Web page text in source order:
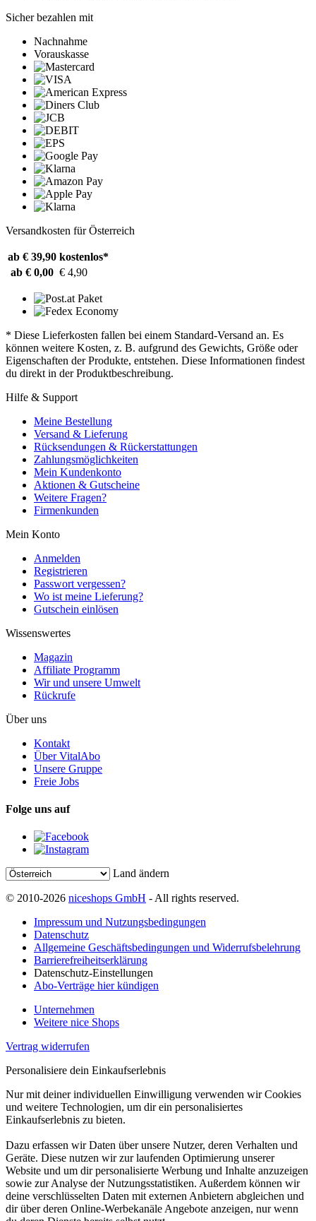
Sicher bezahlen mit
Nachnahme
Vorauskasse
Versandkosten für Österreich
ab € 39,90 kostenlos*
ab € 0,00 € 4,90
* Diese Lieferkosten fallen bei einem Standard-Versand an. Es
können weitere Kosten, z. B. aufgrund des Gewichts, Größe oder
Eigenschaften der Produkte, entstehen. Diese Informationen findest
du direkt in der Produktbeschreibung.
Hilfe & Support
Meine Bestellung
Versand & Lieferung
Rücksendungen & Rückerstattungen
Zahlungsmöglichkeiten
Mein Kundenkonto
Aktionen & Gutscheine
Weitere Fragen?
Firmenkunden
Mein Konto
Anmelden
Registrieren
Passwort vergessen?
Wo ist meine Lieferung?
Gutschein einlösen
Wissenswertes
Magazin
Affiliate Programm
Wir und unsere Umwelt
Rückrufe
Über uns
Kontakt
Über VitalAbo
Unsere Gruppe
Freie Jobs
Folge uns auf
Land ändern
© 2010-2026 niceshops GmbH - All rights reserved.
Impressum und Nutzungsbedingungen
Datenschutz
Allgemeine Geschäftsbedingungen und Widerrufsbelehrung
Barrierefreiheitserklärung
Datenschutz-Einstellungen
Abo-Verträge hier kündigen
Unternehmen
Weitere nice Shops
Vertrag widerrufen
Personalisiere dein Einkaufserlebnis
Nur mit deiner individuellen Einwilligung verwenden wir Cookies
und weitere Technologien, um dir ein personalisiertes
Einkaufserlebnis zu bieten.
Dazu erfassen wir Daten über unsere Nutzer, deren Verhalten und
Geräte. Diese nutzen wir zur laufenden Optimierung unserer
Website und um dir personalisierte Werbung und Inhalte anzuzeigen
sowie zur Analyse der Nutzungsstatistiken. Außerdem können wir
deine verschlüsselten Daten mit externen Anbietern abgleichen und
dir über deren Online-Werbekanäle Angebote anzeigen, nur wenn